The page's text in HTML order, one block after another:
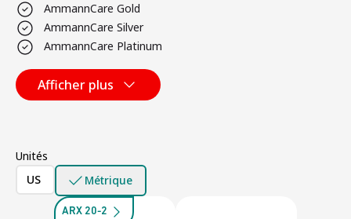
AmmannCare Gold
AmmannCare Silver
AmmannCare Platinum
Afficher plus
Unités
US
Métrique
ARX 20-2